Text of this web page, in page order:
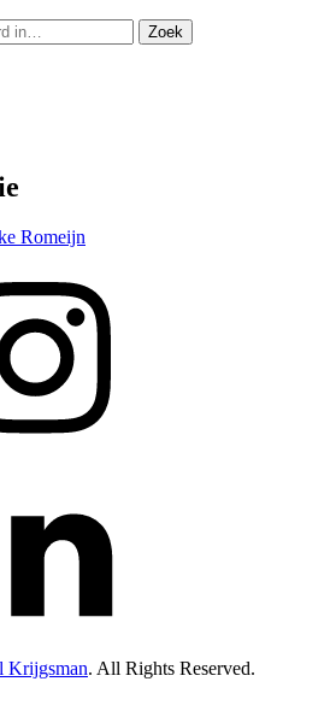
Zoek
Romeijn
Krijgsman. All Rights Reserved.